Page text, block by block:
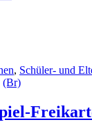
, Schüler- und
(Br)